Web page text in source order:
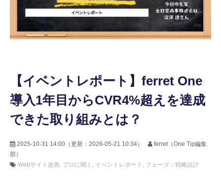
【イベントレポート】ferret One
導入1年目からCVR4%超えを達成
できた取り組みとは？
2025-10-31 14:00 （更新： 2026-05-21 10:34）
ferret（One Tip編集
部）
Webサイト改善 プロに聞く イベントレポート フェーズ：戦略設計